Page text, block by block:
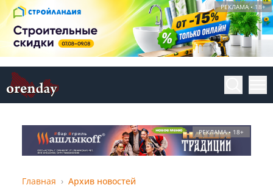
РЕКЛАМА • 18+
РЕКЛАМА • 18+
Главная Архив новостей